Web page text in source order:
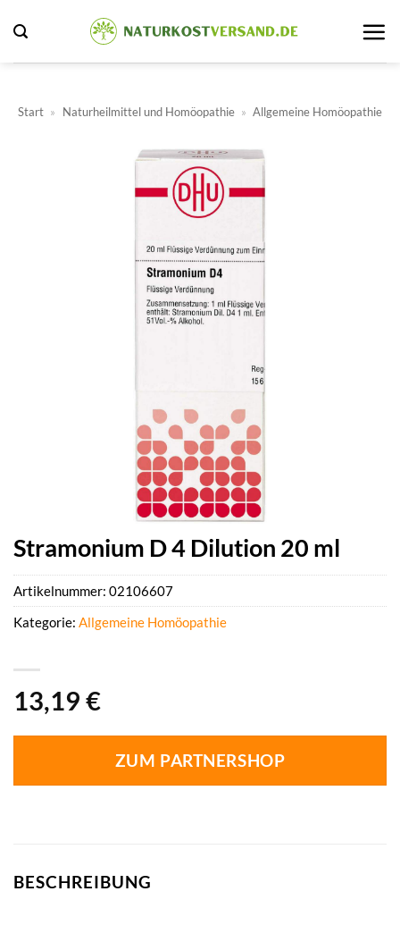
Inhalt
springen
Start » Naturheilmittel und Homöopathie » Allgemeine Homöopathie
Stramonium D 4 Dilution 20 ml
13,19 €
ZUM PARTNERSHOP
Artikelnummer: 02106607
Kategorie: Allgemeine Homöopathie
BESCHREIBUNG